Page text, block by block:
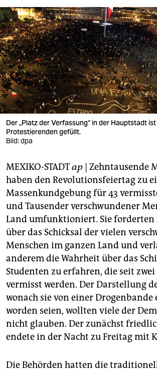
berlin
nord
wahrheit
verlag
verlag
veranstaltungen
shop
fragen & hilfe
unterstützen
abo
genossenschaft
epaper login
Der „Platz der Verfassung“ in der Hauptstadt
Protestierenden gefüllt.
Bild: dpa
MEXIKO-STADTap | Zehntausende
haben den Revolutionsfeiertag zu
Massenkundgebung für 43
und Tausender verschwundener
Land umfunktioniert. Sie
über das Schicksal der vielen
Menschen im ganzen Land und
anderem die Wahrheit über das
Studenten zu erfahren, die seit
vermisst werden. Der Darstellung
wonach sie von einer Drogenbande
worden seien, wollten viele der
nicht glauben. Der zunächst
endete in der Nacht zu Freitag mit
Die Behörden hatten die